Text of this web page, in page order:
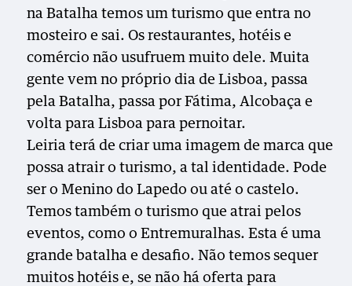
na Batalha temos um turismo que entra no
mosteiro e sai. Os restaurantes, hotéis e
comércio não usufruem muito dele. Muita
gente vem no próprio dia de Lisboa, passa
pela Batalha, passa por Fátima, Alcobaça e
volta para Lisboa para pernoitar.
Leiria terá de criar uma imagem de marca que
possa atrair o turismo, a tal identidade. Pode
ser o Menino do Lapedo ou até o castelo.
Temos também o turismo que atrai pelos
eventos, como o Entremuralhas. Esta é uma
grande batalha e desafio. Não temos sequer
muitos hotéis e, se não há oferta para